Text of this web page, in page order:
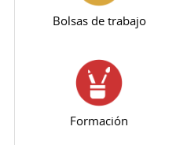
Bolsas de trabajo
Formación